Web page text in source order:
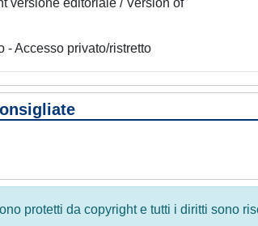
versione editoriale / Version of
- Accesso privato/ristretto
protetti da copyright e tutti i diritti sono